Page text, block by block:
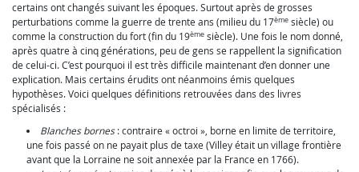
certains ont changés suivant les époques. Surtout après de grosses
perturbations comme la guerre de trente ans (milieu du 17ème siècle) ou
comme la construction du fort (fin du 19ème siècle). Une fois le nom donné,
après quatre à cinq générations, peu de gens se rappellent la signification
de celui-ci. C’est pourquoi il est très difficile maintenant d’en donner une
explication. Mais certains érudits ont néanmoins émis quelques
hypothèses. Voici quelques définitions retrouvées dans des livres
spécialisés :
Blanches bornes: contraire « octroi », borne en limite de territoire,
une fois passé on ne payait plus de taxe (Villey était un village frontière
avant que la Lorraine ne soit annexée par la France en 1766).